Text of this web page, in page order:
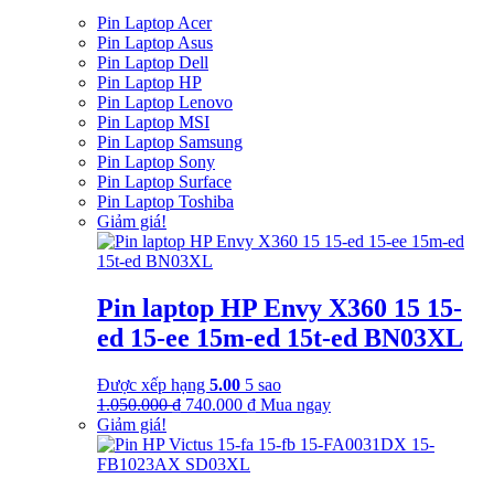
Pin Laptop Acer
Pin Laptop Asus
Pin Laptop Dell
Pin Laptop HP
Pin Laptop Lenovo
Pin Laptop MSI
Pin Laptop Samsung
Pin Laptop Sony
Pin Laptop Surface
Pin Laptop Toshiba
Giảm giá!
Pin laptop HP Envy X360 15 15-
ed 15-ee 15m-ed 15t-ed BN03XL
Được xếp hạng 5.00 5 sao
1.050.000₫ Giá
là:
1.050.000 ₫.
740.000 ₫Giá
tại
Mua ngay
Giảm giá!